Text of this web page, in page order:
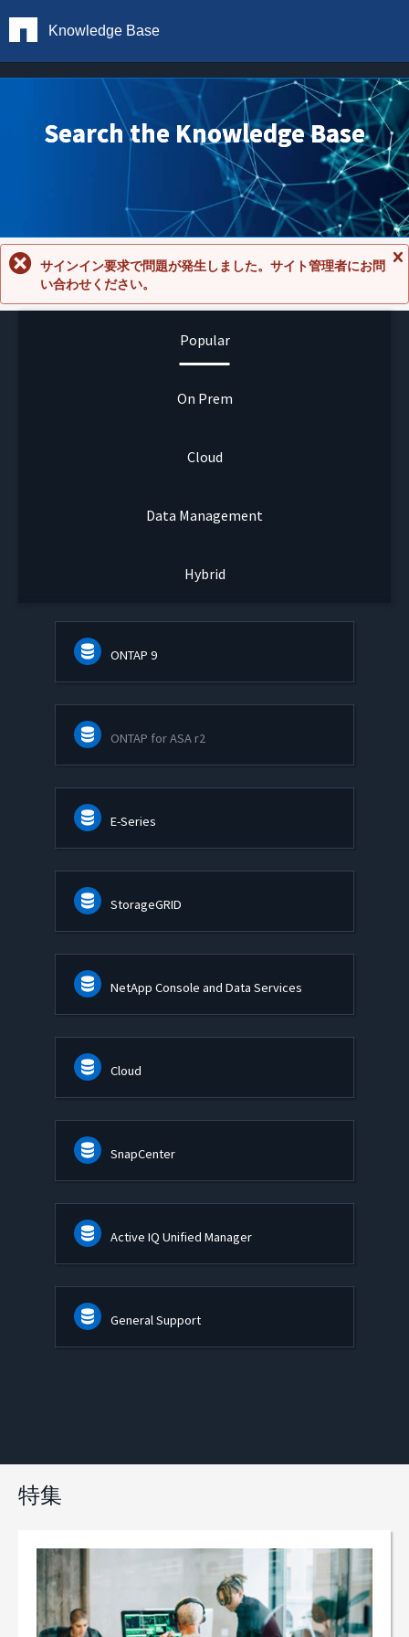
Knowledge Base
Search the Knowledge Base
セ
サインイン要求で問題が発生しました。サイト管理者にお問
い合わせください。
Popular
On Prem
Cloud
Data Management
Hybrid
ONTAP 9
ONTAP for ASA r2
E-Series
StorageGRID
NetApp Console and Data Services
Cloud
SnapCenter
Active IQ Unified Manager
General Support
特集